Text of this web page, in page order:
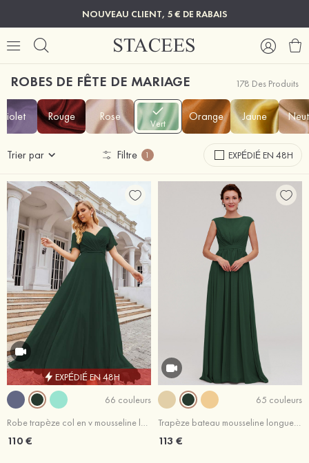
NOUVEAU CLIENT, 5 € DE RABAIS
ROBES DE FÊTE DE MARIAGE 178 Des Produits
Violet Rouge Rose Vert Orange Jaune
Trier par Filtre 1 EXPÉDIÉ EN 48H
EXPÉDIÉ EN 48H
66 couleurs
Robe trapèze col en v mousseline longueur ras du sol robe de demoiselle d'honneur avec sangle
110 €
65 couleurs
Trapèze bateau mousseline longueur ras du sol robe de demoiselle d'honneur avec plissé taupe
113 €